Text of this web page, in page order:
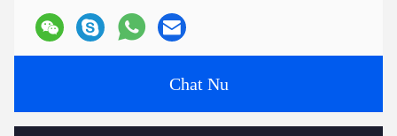
Chat Nu